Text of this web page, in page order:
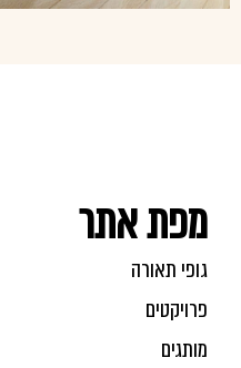
מפת אתר
גופי תאורה
פרויקטים
מותגים